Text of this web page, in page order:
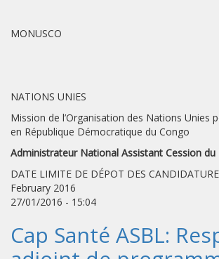
MONUSCO
NATIONS UNIES
Mission de l’Organisation des Nations Unies
en République Démocratique du Congo
Administrateur National Assistant Cession
DATE LIMITE DE DÉPOT DES
February 2016
27/01/2016 - 15:04
Cap Santé ASBL: